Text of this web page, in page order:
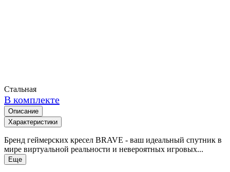
Стальная
В комплекте
Описание
Характеристики
Бренд геймерских кресел BRAVE - ваш идеальный спутник в
мире виртуальной реальности и невероятных игровых...
Еще